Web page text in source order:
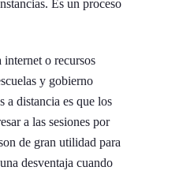
Es un proceso
o recursos
y gobierno
a distancia es que los
a las sesiones por
de gran utilidad para
desventaja cuando